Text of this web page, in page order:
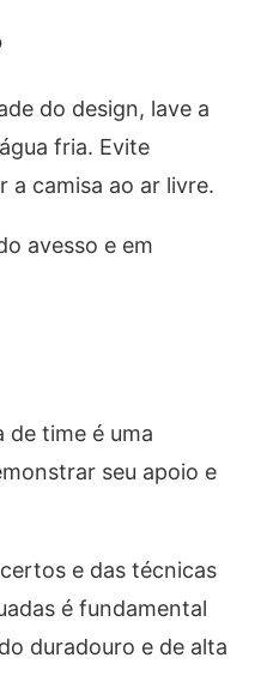
do design, lave a
fria. Evite
a camisa ao ar livre.
avesso e em
de time é uma
seu apoio e
e das técnicas
é fundamental
duradouro e de alta